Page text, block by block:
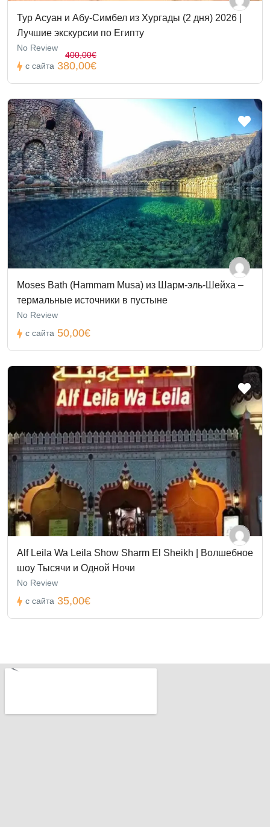
Тур Асуан и Абу-Симбел из Хургады (2 дня) 2026 |
Лучшие экскурсии по Египту
No Review
с сайта
400,00€
380,00€
Moses Bath (Hammam Musa) из Шарм-эль-Шейха –
термальные источники в пустыне
No Review
с сайта 50,00€
Alf Leila Wa Leila Show Sharm El Sheikh | Волшебное
шоу Тысячи и Одной Ночи
No Review
с сайта 35,00€